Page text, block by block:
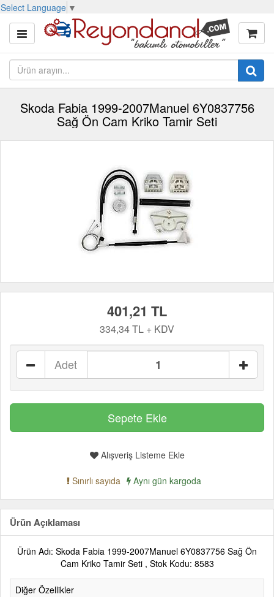
Select Language ▼
Skoda Fabia 1999-2007Manuel 6Y0837756
Sağ Ön Cam Kriko Tamir Seti
401,21 TL
334,34 TL + KDV
Adet
Alışveriş Listeme Ekle
Sınırlı sayıda Aynı gün kargoda
Ürün Açıklaması
Ürün Adı: Skoda Fabia 1999-2007Manuel 6Y0837756 Sağ Ön
Cam Kriko Tamir Seti , Stok Kodu: 8583
Diğer Özellikler